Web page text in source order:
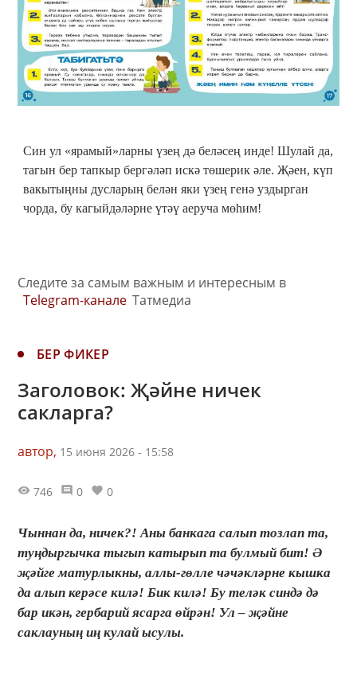
Син ул «ярамый»ларны үзең дә беләсең инде! Шулай да,
тагын бер тапкыр бергәләп искә төшерик әле. Җәен, күп
вакытыңны дусларың белән яки үзең генә уздырган
чорда, бу кагыйдәләрне үтәү аеруча мөһим!
Следите за самым важным и интересным в
Telegram-канале Татмедиа
БЕР ФИКЕР
Заголовок: Җәйне ничек
сакларга?
автор, 15 июня 2026 - 15:58
746 0 0
Чыннан да, ничек?! Аны банкага салып тозлап та,
туңдыргычка тыгып катырып та булмый бит! Ә
җәйге матурлыкны, аллы-гөлле чәчәкләрне кышка
да алып керәсе килә! Бик килә! Бу теләк синдә дә
бар икән, гербарий ясарга өйрән! Ул – җәйне
саклауның иң кулай ысулы.